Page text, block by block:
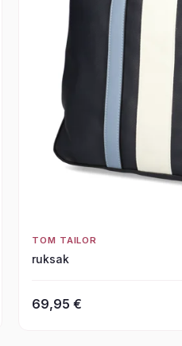
TOM TAILOR
ruksak
69,95 €